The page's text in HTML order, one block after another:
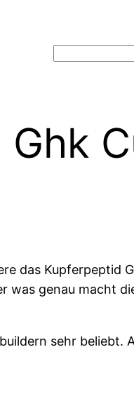
das Kupferpeptid
genau macht
sehr beliebt.